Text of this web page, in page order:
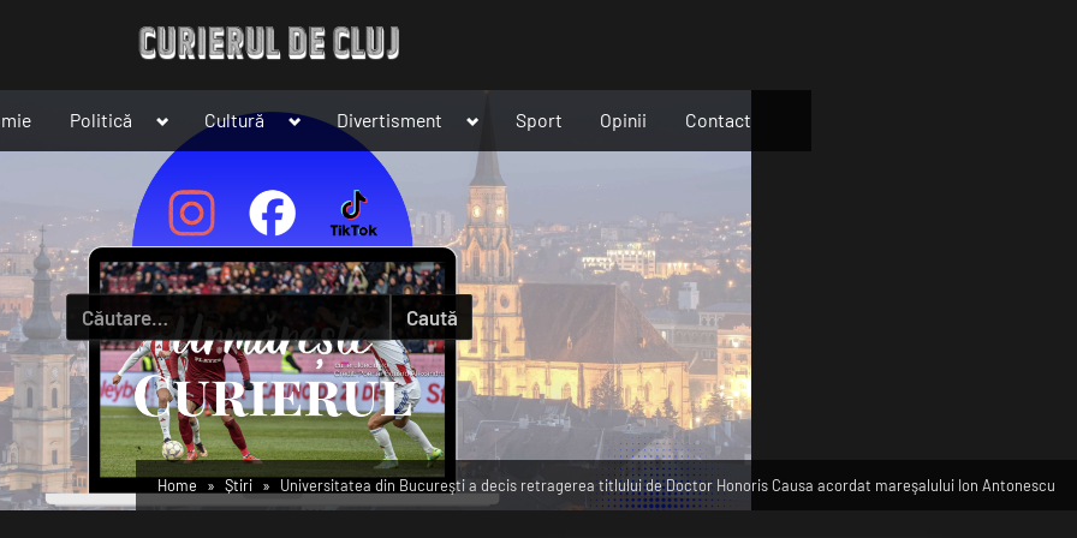
Politică
Toggle
sub-
menu
Cultură
Toggle
menu
Divertisment
Toggle
menu
Sport Opinii Contact
Caută
după:
Home Știri Universitatea din Bucureşti a decis retragerea titlului de Doctor Honoris Causa acordat mareşalului Ion Antonescu